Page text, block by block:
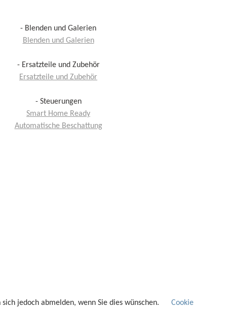
- Blenden und Galerien
Blenden und Galerien
- Ersatzteile und Zubehör
Ersatzteile und Zubehör
- Steuerungen
Smart Home Ready
Automatische Beschattung
jedoch abmelden, wenn Sie dies wünschen.
Cookie